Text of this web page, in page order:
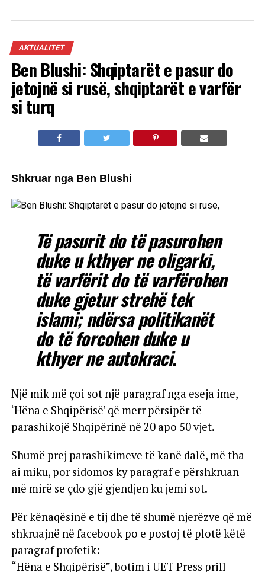
AKTUALITET
Ben Blushi: Shqiptarët e pasur do
jetojnë si rusë, shqiptarët e varfër
si turq
Shkruar nga Ben Blushi
Të pasurit do të pasurohen
duke u kthyer ne oligarki,
të varfërit do të varfërohen
duke gjetur strehë tek
islami; ndërsa politikanët
do të forcohen duke u
kthyer ne autokraci.
Një mik më çoi sot një paragraf nga eseja ime,
‘Hëna e Shqipërisë’ që merr përsipër të
parashikojë Shqipërinë në 20 apo 50 vjet.
Shumë prej parashikimeve të kanë dalë, më tha
ai miku, por sidomos ky paragraf e përshkruan
më mirë se çdo gjë gjendjen ku jemi sot.
Për kënaqësinë e tij dhe të shumë njerëzve që më
shkruajnë në facebook po e postoj të plotë këtë
paragraf profetik:
“Hëna e Shqipërisë”, botim i UET Press prill